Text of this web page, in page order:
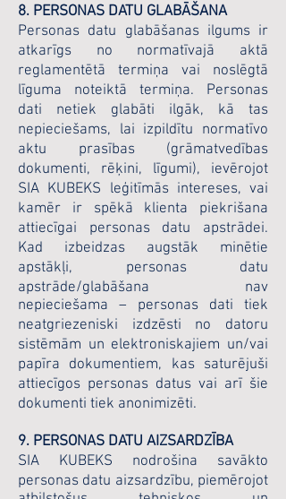
8. PERSONAS DATU GLABĀŠANA
Personas datu glabāšanas ilgums ir
atkarīgs no normatīvajā aktā
reglamentētā termiņa vai noslēgtā
līguma noteiktā termiņa. Personas
dati netiek glabāti ilgāk, kā tas
nepieciešams, lai izpildītu normatīvo
aktu prasības (grāmatvedības
dokumenti, rēķini, līgumi), ievērojot
SIA KUBEKS leģitīmās intereses, vai
kamēr ir spēkā klienta piekrišana
attiecīgai personas datu apstrādei.
Kad izbeidzas augstāk minētie
apstākļi, personas datu
apstrāde/glabāšana nav
nepieciešama – personas dati tiek
neatgriezeniski izdzēsti no datoru
sistēmām un elektroniskajiem un/vai
papīra dokumentiem, kas saturējuši
attiecīgos personas datus vai arī šie
dokumenti tiek anonimizēti.
9. PERSONAS DATU AIZSARDZĪBA
SIA KUBEKS nodrošina savākto
personas datu aizsardzību, piemērojot